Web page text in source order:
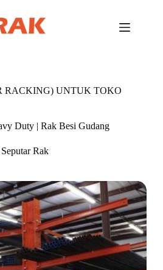
RACKING) UNTUK TOKO
Duty | Rak Besi Gudang
Rak